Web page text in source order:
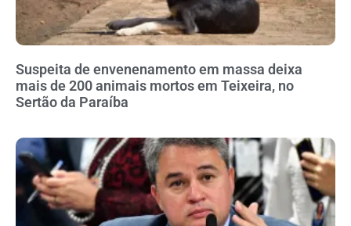
Suspeita de envenenamento em massa deixa
mais de 200 animais mortos em Teixeira, no
Sertão da Paraíba